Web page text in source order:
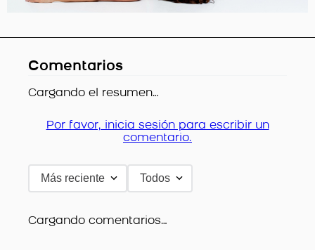
Comentarios
Cargando el resumen…
Por favor, inicia sesión para escribir un
comentario.
Más reciente Todos
Cargando comentarios…